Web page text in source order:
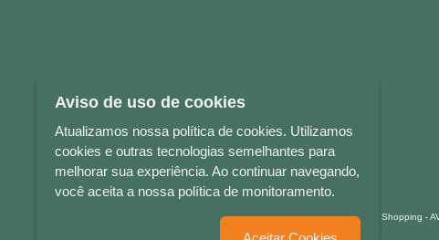
LETRAS & CIA - CNPJ n° 88.587.548/0001-20 - Térreo Bourbon Shopping -
Aviso de uso de cookies
Atualizamos nossa política de cookies. Utilizamos
cookies e outras tecnologias semelhantes para
melhorar sua experiência. Ao continuar navegando,
você aceita a nossa política de monitoramento.